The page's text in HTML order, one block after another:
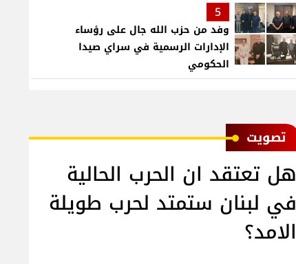
5
وفد من حزب الله جال على رؤساء
الإدارات الرسمية في سراي صيدا
الحكومي
ﺗﺼﻮﻳﺖ
هل تعتقد ان الحرب الحالية
في لبنان ستمتد لحرب طويلة
الامد؟